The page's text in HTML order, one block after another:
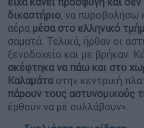
δικαστήριο, να πυροβολήσω
αέρα μέσα στο ελληνικό
σαματά. Τελικά, ήρθαν οι
ξενοδοχείο και με βρήκαν.
σκέφτηκα να πάω και στο
Καλαμάταστην κεντρική
πάρουν τους αστυνομικούς
έρθουν να με συλλάβουν».